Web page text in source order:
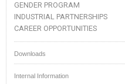
GENDER PROGRAM
INDUSTRIAL PARTNERSHIPS
CAREER OPPORTUNITIES
Downloads
Internal Information